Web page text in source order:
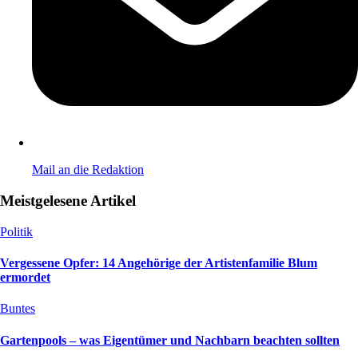
Mail an die Redaktion
Meistgelesene Artikel
Politik
Vergessene Opfer: 14 Angehörige der Artistenfamilie Blum
ermordet
Buntes
Gartenpools – was Eigentümer und Nachbarn beachten sollten